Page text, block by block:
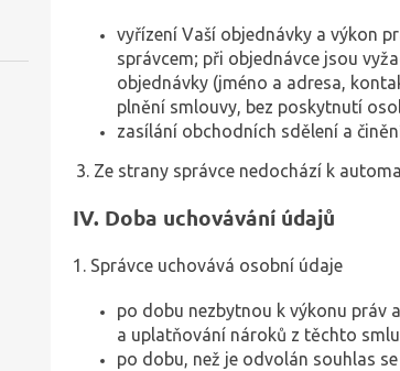
vyřízení Vaší objednávky a výkon
správcem; při objednávce jsou
objednávky (jméno a adresa,
plnění smlouvy, bez poskytnutí
zasílání obchodních sdělení a
3. Ze strany správce nedochází k
IV. Doba uchovávání údajů
1. Správce uchovává osobní údaje
po dobu nezbytnou k výkonu práv
a uplatňování nároků z těchto
po dobu, než je odvolán souhlas